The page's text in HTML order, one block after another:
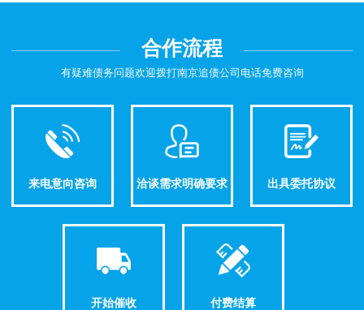
合作流程
有疑难债务问题欢迎拨打南京追债公司电话免费咨询
来电意向咨询 洽谈需求明确要求 出具委托协议
开始催收 付费结算